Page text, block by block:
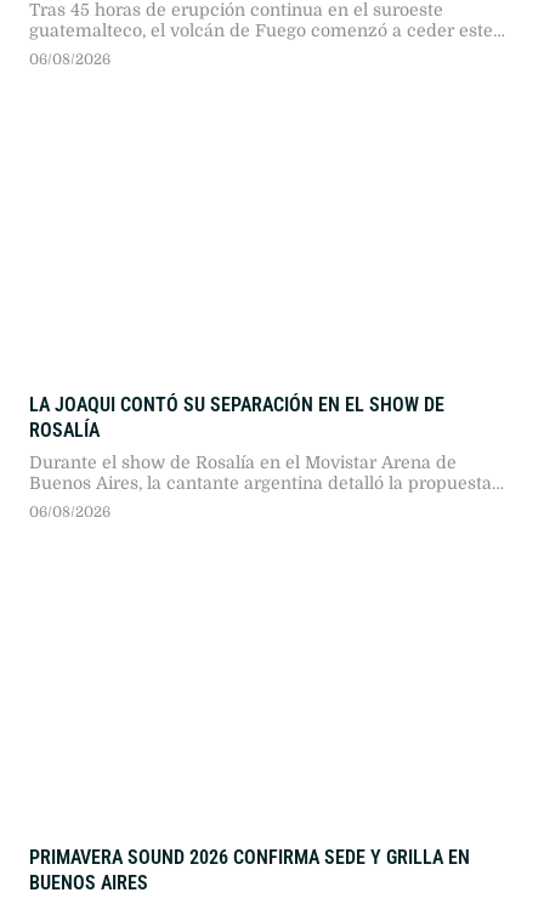
Tras 45 horas de erupción continua en el suroeste
guatemalteco, el volcán de Fuego comenzó a ceder este
miércoles, mientras autoridades mantienen evacuaciones
06/08/2026
LA JOAQUI CONTÓ SU SEPARACIÓN EN EL SHOW DE
ROSALÍA
Durante el show de Rosalía en el Movistar Arena de
Buenos Aires, la cantante argentina detalló la propuesta
de separación que recibió de Luck Ra en medio de un
06/08/2026
PRIMAVERA SOUND 2026 CONFIRMA SEDE Y GRILLA EN
BUENOS AIRES